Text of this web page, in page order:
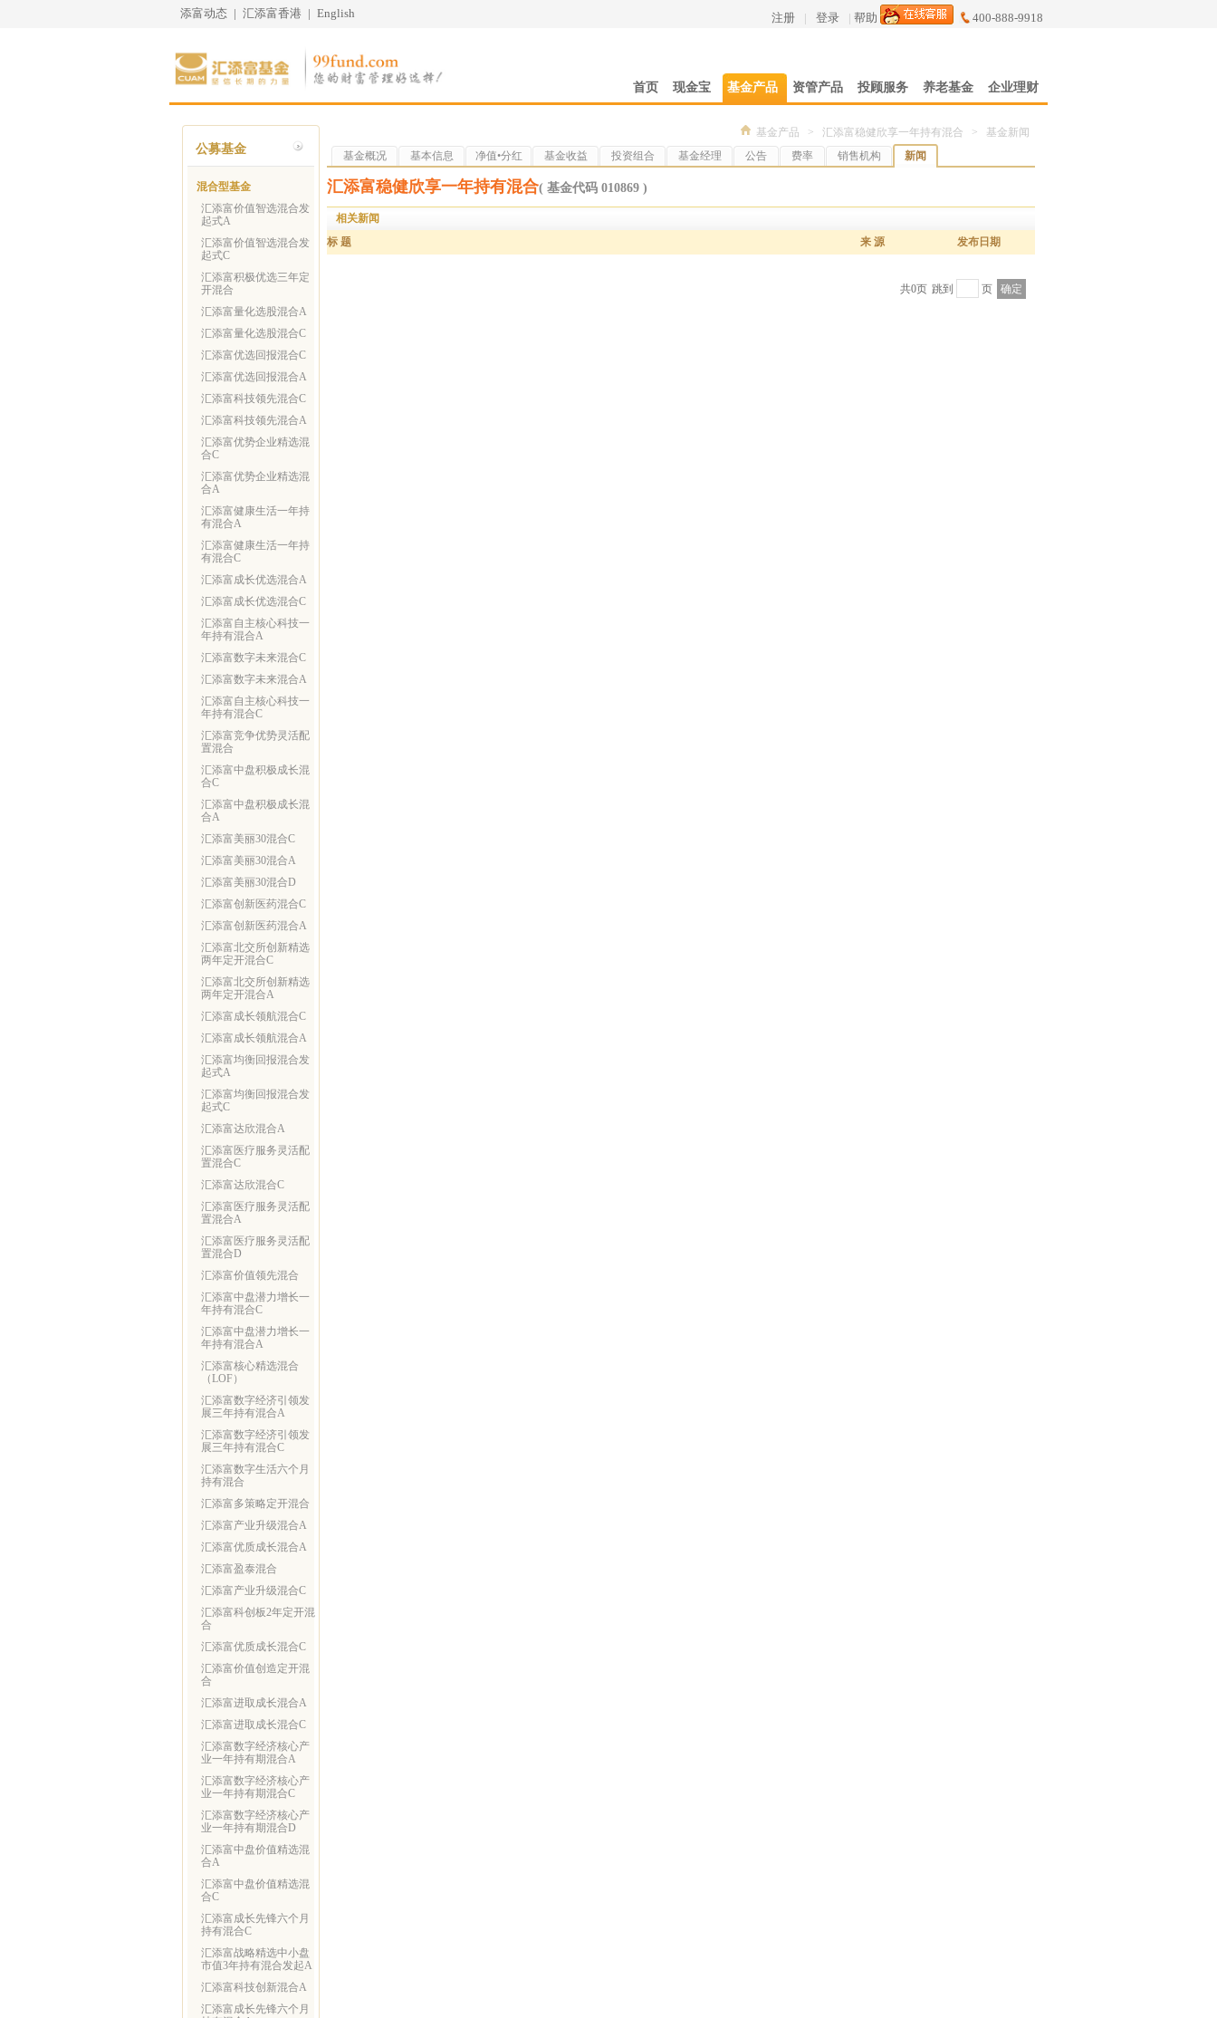
添富动态 | 汇添富香港 | English 注册 | 登录 | 帮助 400-888-9918
首页 现金宝 基金产品 资管产品 投顾服务 养老基金 企业理财
公募基金
混合型基金
汇添富价值智选混合发
起式A
汇添富价值智选混合发
起式C
汇添富积极优选三年定
开混合
汇添富量化选股混合A
汇添富量化选股混合C
汇添富优选回报混合C
汇添富优选回报混合A
汇添富科技领先混合C
汇添富科技领先混合A
汇添富优势企业精选混
合C
汇添富优势企业精选混
合A
汇添富健康生活一年持
有混合A
汇添富健康生活一年持
有混合C
汇添富成长优选混合A
汇添富成长优选混合C
汇添富自主核心科技一
年持有混合A
汇添富数字未来混合C
汇添富数字未来混合A
汇添富自主核心科技一
年持有混合C
汇添富竞争优势灵活配
置混合
汇添富中盘积极成长混
合C
汇添富中盘积极成长混
合A
汇添富美丽30混合C
汇添富美丽30混合A
汇添富美丽30混合D
汇添富创新医药混合C
汇添富创新医药混合A
汇添富北交所创新精选
两年定开混合C
汇添富北交所创新精选
两年定开混合A
汇添富成长领航混合C
汇添富成长领航混合A
汇添富均衡回报混合发
起式A
汇添富均衡回报混合发
起式C
汇添富达欣混合A
汇添富医疗服务灵活配
置混合C
汇添富达欣混合C
汇添富医疗服务灵活配
置混合A
汇添富医疗服务灵活配
置混合D
汇添富价值领先混合
汇添富中盘潜力增长一
年持有混合C
汇添富中盘潜力增长一
年持有混合A
汇添富核心精选混合
（LOF）
汇添富数字经济引领发
展三年持有混合A
汇添富数字经济引领发
展三年持有混合C
汇添富数字生活六个月
持有混合
汇添富多策略定开混合
汇添富产业升级混合A
汇添富优质成长混合A
汇添富盈泰混合
汇添富产业升级混合C
汇添富科创板2年定开混
合
汇添富优质成长混合C
汇添富价值创造定开混
合
汇添富进取成长混合A
汇添富进取成长混合C
汇添富数字经济核心产
业一年持有期混合A
汇添富数字经济核心产
业一年持有期混合C
汇添富数字经济核心产
业一年持有期混合D
汇添富中盘价值精选混
合A
汇添富中盘价值精选混
合C
汇添富成长先锋六个月
持有混合C
汇添富战略精选中小盘
市值3年持有混合发起A
汇添富科技创新混合A
汇添富成长先锋六个月
基金产品 > 汇添富稳健欣享一年持有混合 > 基金新闻
基金概况 基本信息 净值•分红 基金收益 投资组合 基金经理 公告 费率 销售机构 新闻
汇添富稳健欣享一年持有混合( 基金代码 010869 )
相关新闻
标 题 来 源 发布日期
共0页 跳到 页 确定